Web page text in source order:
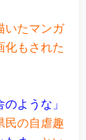
いたマンガ
化もされた
ような」
民の自虐趣